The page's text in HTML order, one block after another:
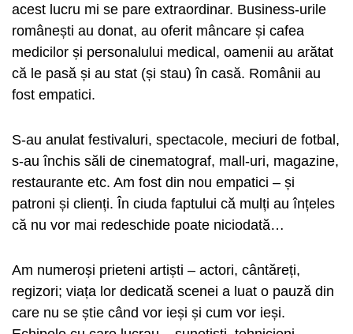
acest lucru mi se pare extraordinar. Business-urile
românești au donat, au oferit mâncare și cafea
medicilor și personalului medical, oamenii au arătat
că le pasă și au stat (și stau) în casă. Românii au
fost empatici.
S-au anulat festivaluri, spectacole, meciuri de fotbal,
s-au închis săli de cinematograf, mall-uri, magazine,
restaurante etc. Am fost din nou empatici – și
patroni și clienți. În ciuda faptului că mulți au înțeles
că nu vor mai redeschide poate niciodată…
Am numeroși prieteni artiști – actori, cântăreți,
regizori; viața lor dedicată scenei a luat o pauză din
care nu se știe când vor ieși și cum vor ieși.